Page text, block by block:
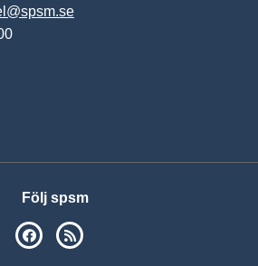
Följ spsm
SPSM på Facebook